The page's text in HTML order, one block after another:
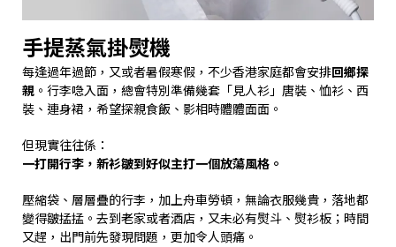
手提蒸氣掛熨機
每逢過年過節，又或者暑假寒假，不少香港家庭都會安排回鄉探
親 。行李喼入面，總會特別準備幾套「見人衫」唐裝、恤衫、西
裝、連身裙，希望探親食飯、影相時體體面面。
但現實往往係：
一打開行李，新衫皺到好似主打一個放蕩風格。
壓縮袋、層層疊的行李，加上舟車勞頓，無論衣服幾貴，落地都
變得皺掹掹。去到老家或者酒店，又未必有熨斗、熨衫板；時間
又趕，出門前先發現問題，更加令人頭痛。